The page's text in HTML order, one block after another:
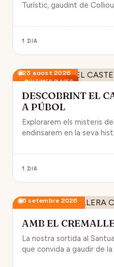
Turístic, gaudint de
1 DIA
ÚLTIMES PLACES
23 agost 2026
DESCOBRINT EL
A PÚBOL
Explorarem els misteris
endinsarem en la seva
1 DIA
6 setembre 2026
AMB EL
La nostra sortida al
que convida a gaudir de